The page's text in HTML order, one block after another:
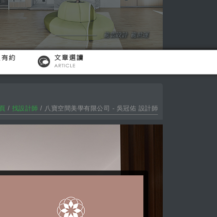
/ 找設計師 / 八寶空間美學有限公司 - 吳冠佑 設計師